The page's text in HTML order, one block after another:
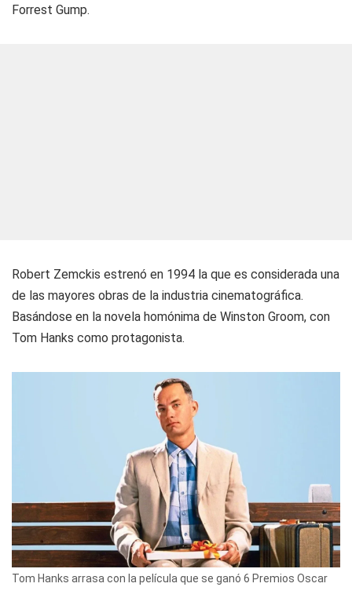
Forrest Gump.
Robert Zemckis estrenó en 1994 la que es considerada una
de las mayores obras de la industria cinematográfica.
Basándose en la novela homónima de Winston Groom, con
Tom Hanks como protagonista.
Tom Hanks arrasa con la película que se ganó 6 Premios Oscar